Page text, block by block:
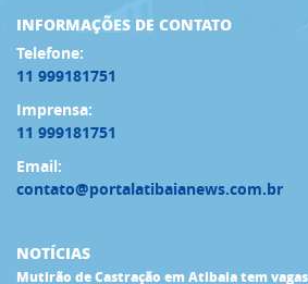
INFORMAÇÕES DE CONTATO
Telefone:
11 999181751
Imprensa:
11 999181751
Email:
contato@portalatibaianews.com.br
NOTÍCIAS
Mutirão de Castração em Atibaia tem